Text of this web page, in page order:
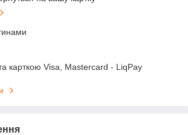
карткою Visa, Mastercard - LiqPay